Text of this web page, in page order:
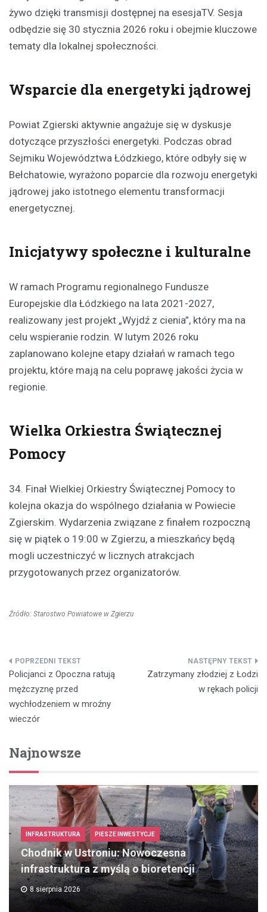
żywo dzięki transmisji dostępnej na esesjaTV. Sesja
odbędzie się 30 stycznia 2026 roku i obejmie kluczowe
tematy dla lokalnej społeczności.
Wsparcie dla energetyki jądrowej
Powiat Zgierski aktywnie angażuje się w dyskusje
dotyczące przyszłości energetyki. Podczas obrad
Sejmiku Województwa Łódzkiego, które odbyły się w
Bełchatowie, wyrażono poparcie dla rozwoju energetyki
jądrowej jako istotnego elementu transformacji
energetycznej.
Inicjatywy społeczne i kulturalne
W ramach Programu regionalnego Fundusze
Europejskie dla Łódzkiego na lata 2021-2027,
realizowany jest projekt „Wyjdź z cienia”, który ma na
celu wspieranie rodzin. W lutym 2026 roku
zaplanowano kolejne etapy działań w ramach tego
projektu, które mają na celu poprawę jakości życia w
regionie.
Wielka Orkiestra Świątecznej
Pomocy
34. Finał Wielkiej Orkiestry Świątecznej Pomocy to
kolejna okazja do wspólnego działania w Powiecie
Zgierskim. Wydarzenia związane z finałem rozpoczną
się w piątek o 19:00 w Zgierzu, a mieszkańcy będą
mogli uczestniczyć w licznych atrakcjach
przygotowanych przez organizatorów.
Źródło: Starostwo Powiatowe w Zgierzu
Nawigacja
wpisu
Policjanci z Opoczna ratują
mężczyznę przed
wychłodzeniem w mroźny
wieczór
Zatrzymany złodziej z Łodzi
w rękach policji
Najnowsze
INFRASTRUKTURA PIESZE INWESTYCJE
Chodnik w Ustroniu: Nowoczesna
infrastruktura z myślą o bioretencji
8 sierpnia 2026